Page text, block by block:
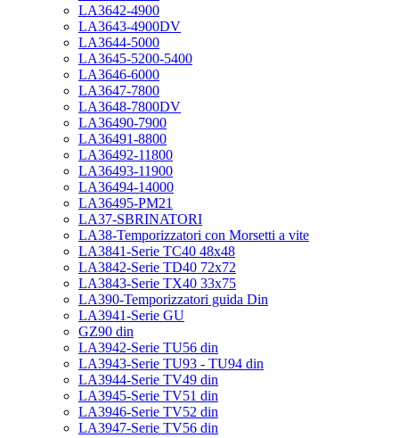
LA3642-4900
LA3643-4900DV
LA3644-5000
LA3645-5200-5400
LA3646-6000
LA3647-7800
LA3648-7800DV
LA36490-7900
LA36491-8800
LA36492-11800
LA36493-11900
LA36494-14000
LA36495-PM21
LA37-SBRINATORI
LA38-Temporizzatori con Morsetti a vite
LA3841-Serie TC40 48x48
LA3842-Serie TD40 72x72
LA3843-Serie TX40 33x75
LA390-Temporizzatori guida Din
LA3941-Serie GU
GZ90 din
LA3942-Serie TU56 din
LA3943-Serie TU93 - TU94 din
LA3944-Serie TV49 din
LA3945-Serie TV51 din
LA3946-Serie TV52 din
LA3947-Serie TV56 din